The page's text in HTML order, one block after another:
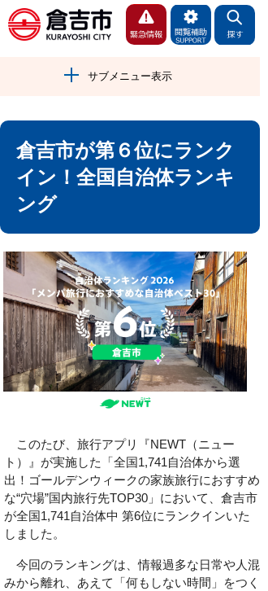
サブメニュー表示
倉吉市が第６位にランク
イン！全国自治体ランキ
ング
このたび、旅行アプリ『NEWT（ニュー
ト）』が実施した
「全国1,741自治体から選
出！ゴールデンウィークの家族旅行におすすめ
な“穴場”国内旅行先TOP30」において、 倉吉市
が全国1,741自治体中 第6位にランクインいた
しました。
今回のランキングは、情報過多な日常や人混
みから離れ、あえて「何もしない時間」をつく